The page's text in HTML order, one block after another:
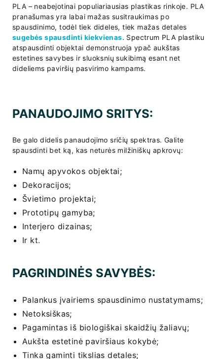
PLA – neabejotinai populiariausias plastikas rinkoje. PLA
pranašumas yra labai mažas susitraukimas po
spausdinimo, todėl tiek dideles, tiek mažas detales
sugebės spausdinti kiekvienas. Spectrum PLA plastiku
atspausdinti objektai demonstruoja ypač aukštas
estetines savybes ir sluoksnių sukibimą esant net
dideliems paviršių pasvirimo kampams.
PANAUDOJIMO SRITYS:
Be galo didelis panaudojimo sričių spektras. Galite
spausdinti bet ką, kas neturės milžiniškų apkrovų:
Namų apyvokos objektai;
Dekoracijos;
Švietimo projektai;
Prototipų gamyba;
Interjero dizainas;
Ir kt.
PAGRINDINĖS SAVYBĖS:
Palankus įvairiems spausdinimo nustatymams;
Netoksiškas;
Pagamintas iš biologiškai skaidžių žaliavų;
Aukšta estetinė paviršiaus kokybė;
Tinka gaminti tikslias detales;